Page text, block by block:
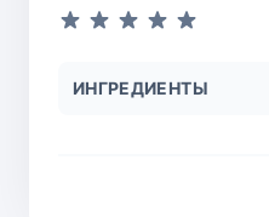
ИНГРЕДИЕНТЫ